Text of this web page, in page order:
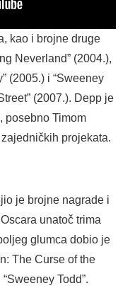
kao i brojne druge
Neverland” (2004.),
(2005.) i “Sweeney
(2007.). Depp je
posebno Timom
projekata.
je brojne nagrade i
unatoč trima
glumca dobio je
The Curse of the
Todd”.